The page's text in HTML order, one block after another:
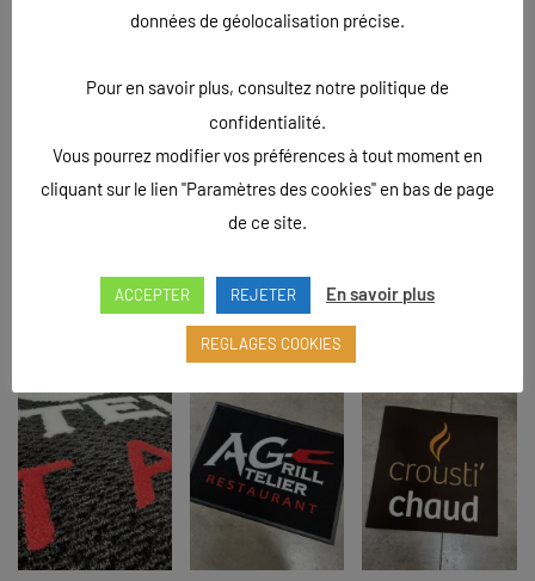
encastré et l’autre avec des rebords afin d’éviter les chutes.
Chaud à Langres sont ravis.
données de géolocalisation précise.
Pour en savoir plus, consultez notre politique de
confidentialité.
Vous pourrez modifier vos préférences à tout moment en
cliquant sur le lien "Paramètres des cookies" en bas de page
de ce site.
ACCEPTER REJETER En savoir plus
REGLAGES COOKIES